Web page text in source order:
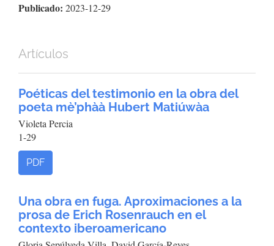
Publicado: 2023-12-29
Artículos
Poéticas del testimonio en la obra del
poeta mè’phàà Hubert Matiúwàa
Violeta Percia
1-29
PDF
Una obra en fuga. Aproximaciones a la
prosa de Erich Rosenrauch en el
contexto iberoamericano